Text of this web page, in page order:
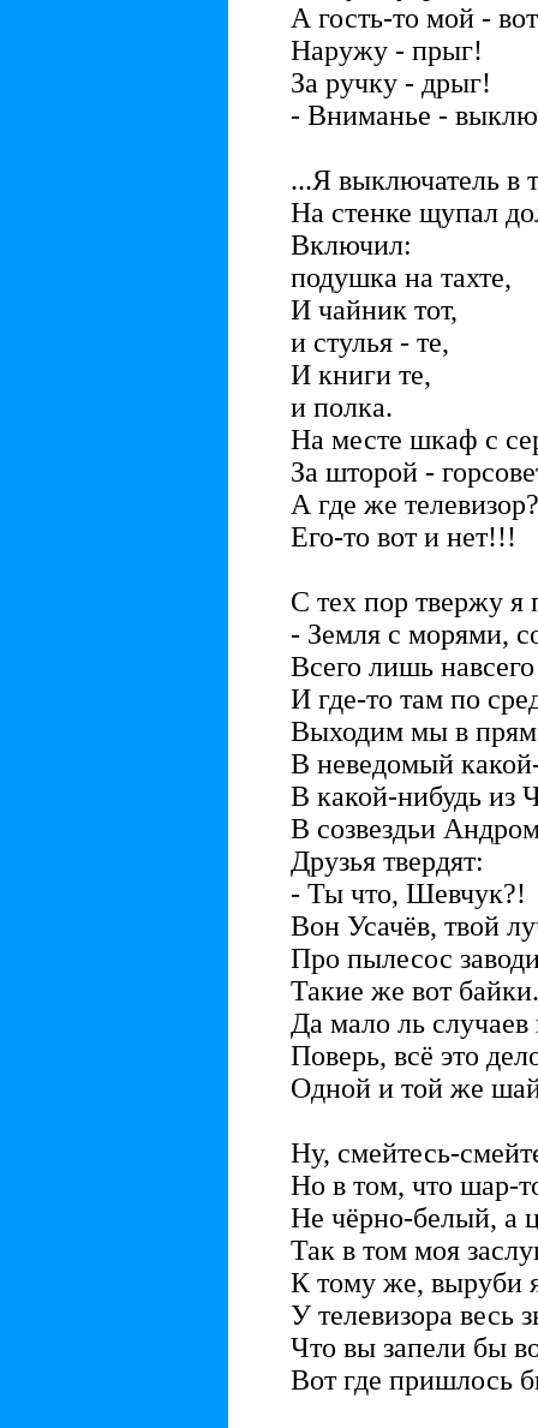
А гость-то мой -
Наружу - прыг!
За ручку - дрыг!
- Вниманье -
...Я выключатель в
На стенке щупал
Включил:
подушка на тахте,
И чайник тот,
и стулья - те,
И книги те,
и полка.
На месте шкаф с
За шторой -
А где же телевизор?
Его-то вот и нет!!!
С тех пор твержу я
- Земля с морями,
Всего лишь
И где-то там по
Выходим мы в
В неведомый
В какой-нибудь из
В созвездьи
Друзья твердят:
- Ты что, Шевчук?!
Вон Усачёв, твой
Про пылесос
Такие же вот байки.
Да мало ль случаев
Поверь, всё это
Одной и той же
Ну, смейтесь-
Но в том, что шар-
Не чёрно-белый, а
Так в том моя
К тому же, выруби
У телевизора весь
Что вы запели бы
Вот где пришлось